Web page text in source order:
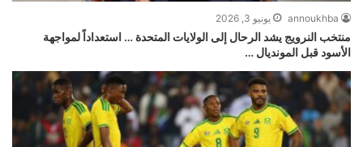
annoukhba يونيو 3, 2026
منتخب النرويج يشد الرحال إلى الولايات المتحدة … استعداداً لمواجهة
الأسود قبل المونديال …